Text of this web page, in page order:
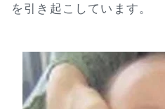
を引き起こしています。